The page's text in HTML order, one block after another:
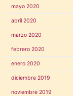
mayo 2020
abril 2020
marzo 2020
febrero 2020
enero 2020
diciembre 2019
noviembre 2019